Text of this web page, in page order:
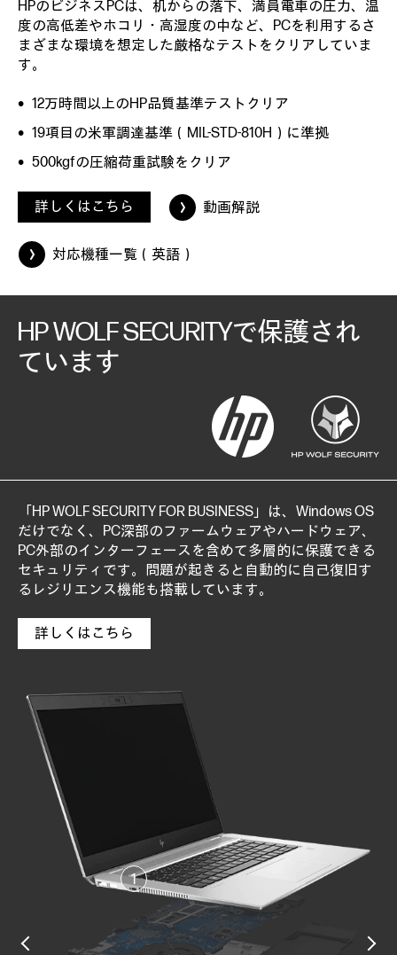
HPのビジネスPCは、机からの落下、満員電車の圧力、温
度の高低差やホコリ・高湿度の中など、PCを利用するさ
まざまな環境を想定した厳格なテストをクリアしていま
す。
12万時間以上のHP品質基準テストクリア
19項目の米軍調達基準（MIL-STD-810H）に準拠
500kgfの圧縮荷重試験をクリア
詳しくはこちら 動画解説
対応機種一覧（英語）
HP WOLF SECURITYで保護され
ています
「HP WOLF SECURITY FOR BUSINESS」は、Windows OS
だけでなく、PC深部のファームウェアやハードウェア、
PC外部のインターフェースを含めて多層的に保護できる
セキュリティです。問題が起きると自動的に自己復旧す
るレジリエンス機能も搭載しています。
詳しくはこちら